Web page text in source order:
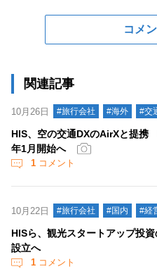
コメ
関連記事
10月26日 #旅行会社 #海外 #交
HIS、空の交通DXのAirXと提
年1月開始へ
1 コメント
10月22日 #旅行会社 #国内 #経
HISら、観光スタートアップ投
設立へ
1 コメント